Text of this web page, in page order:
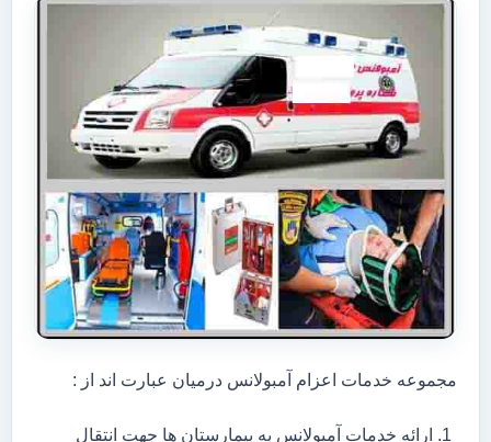
مجموعه خدمات اعزام آمبولانس درمیان عبارت اند از :
ارائه خدمات آمبولانس به بیمارستان ها جهت انتقال